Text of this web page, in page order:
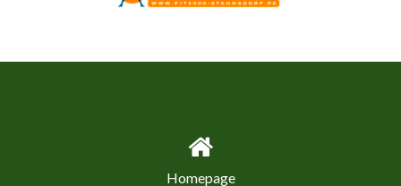
Homepage